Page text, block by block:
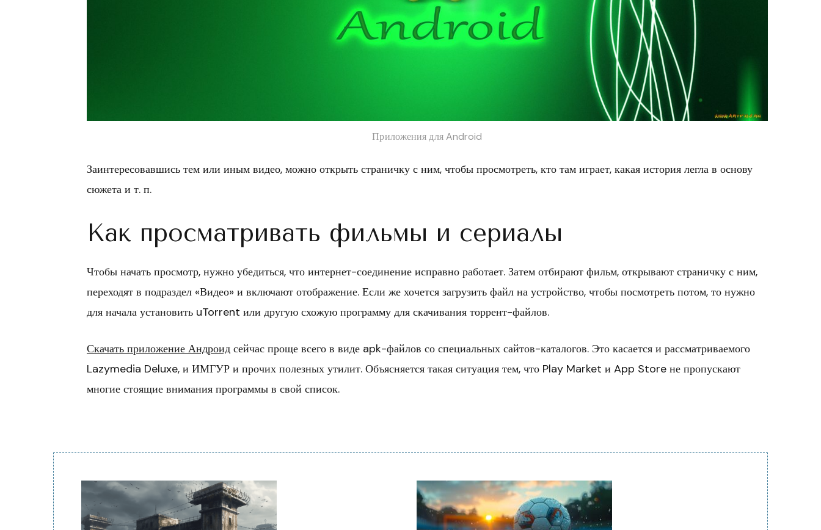
Приложения для Android
Заинтересовавшись тем или иным видео, можно открыть страничку с ним, чтобы просмотреть, кто там играет, какая история легла в основу
сюжета и т. п.
Как просматривать фильмы и сериалы
Чтобы начать просмотр, нужно убедиться, что интернет-соединение исправно работает. Затем отбирают фильм, открывают страничку с ним,
переходят в подраздел «Видео» и включают отображение. Если же хочется загрузить файл на устройство, чтобы посмотреть потом, то нужно
для начала установить uTorrent или другую схожую программу для скачивания торрент-файлов.
Скачать приложение Андроид сейчас проще всего в виде apk-файлов со специальных сайтов-каталогов. Это касается и рассматриваемого
Lazymedia Deluxe, и ИМГУР и прочих полезных утилит. Объясняется такая ситуация тем, что Play Market и App Store не пропускают
многие стоящие внимания программы в свой список.
Навигация